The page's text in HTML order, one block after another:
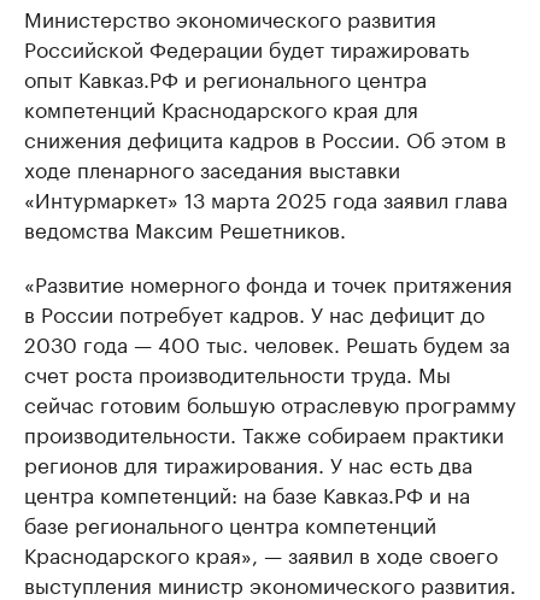
Министерство экономического развития
Российской Федерации будет тиражировать
опыт Кавказ.РФ и регионального центра
компетенций Краснодарского края для
снижения дефицита кадров в России. Об этом в
ходе пленарного заседания выставки
«Интурмаркет» 13 марта 2025 года заявил глава
ведомства Максим Решетников.
«Развитие номерного фонда и точек притяжения
в России потребует кадров. У нас дефицит до
2030 года — 400 тыс. человек. Решать будем за
счет роста производительности труда. Мы
сейчас готовим большую отраслевую программу
производительности. Также собираем практики
регионов для тиражирования. У нас есть два
центра компетенций: на базе Кавказ.РФ и на
базе регионального центра компетенций
Краснодарского края», — заявил в ходе своего
выступления министр экономического развития.